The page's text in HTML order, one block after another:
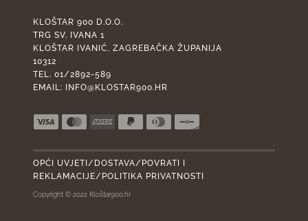
KLOŠTAR 900 D.O.O.
TRG SV. IVANA 1
KLOŠTAR IVANIĆ, ZAGREBAČKA ŽUPANIJA
10312
TEL. 01/2892-589
EMAIL:
INFO@KLOSTAR900.HR
OPĆI UVJETI/DOSTAVA/POVRATI I
REKLAMACIJE/POLITIKA PRIVATNOSTI
Copyright © 2022 Kloštar900.hr